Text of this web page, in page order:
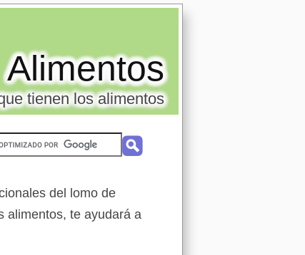
Alimentos
tienen los alimentos
del lomo de
alimentos, te ayudará a